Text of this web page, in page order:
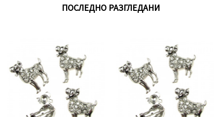
ПОСЛЕДНО РАЗГЛЕДАНИ